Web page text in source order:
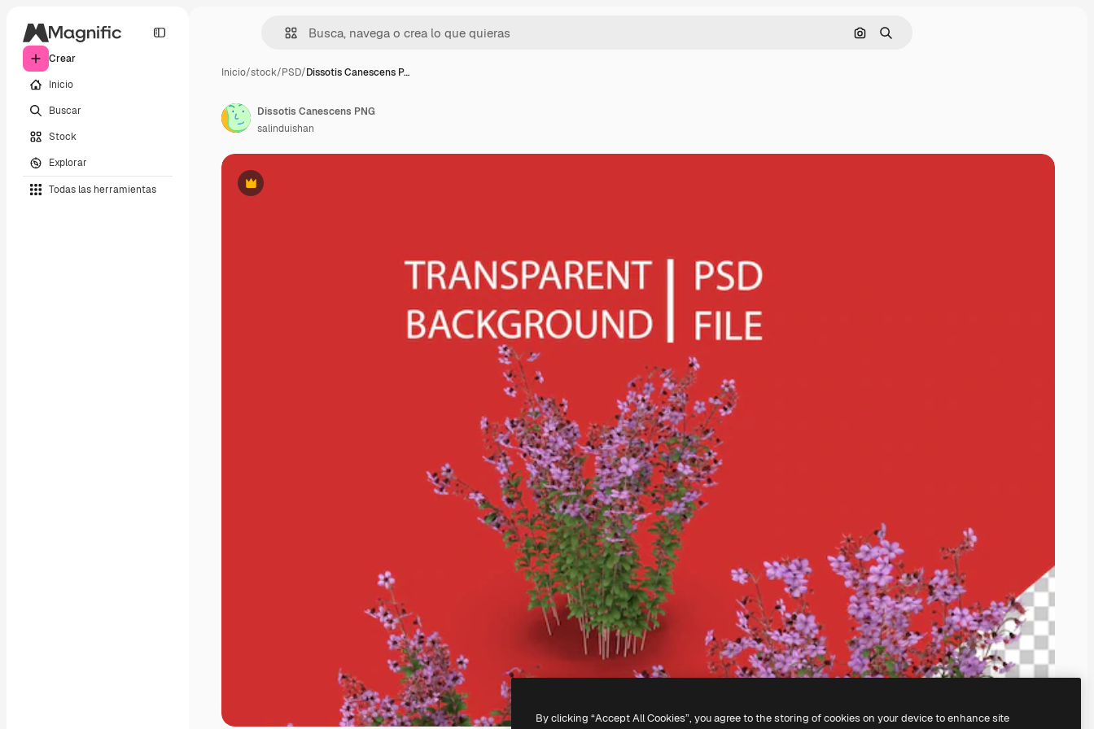
Crear
Inicio
Buscar
Stock
Explorar
Todas las herramientas
Buscar por imagen
Buscar
Inicio/stock/PSD/Dissotis Canescens P…
Premium
Dissotis Canescens PNG
salinduishan
By clicking “Accept All Cookies”, you agree to the storing of cookies on your device to enhance site